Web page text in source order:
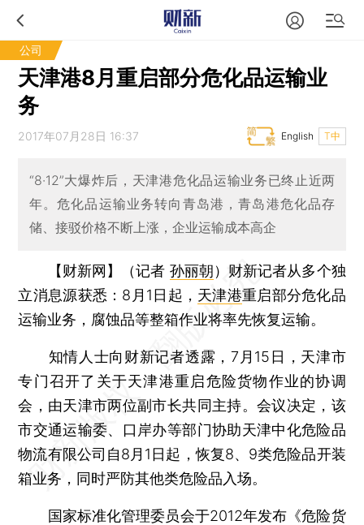
公司
天津港8月重启部分危化品运输业
务
2017年07月28日 16:37 T中
English
“8·12”大爆炸后，天津港危化品运输业务已终止近两
年。危化品运输业务转向青岛港，青岛港危化品存
储、接驳价格不断上涨，企业运输成本高企
【财新网】（记者 孙丽朝） 财新记者从多个独
立消息源获悉：8月1日起， 天津港重启部分危化品
运输业务，腐蚀品等整箱作业将率先恢复运输。
知情人士向财新记者透露，7月15日，天津市
专门召开了关于天津港重启危险货物作业的协调
会，由天津市两位副市长共同主持。会议决定，该
市交通运输委、口岸办等部门协助天津中化危险品
物流有限公司自8月1日起，恢复8、9类危险品开装
箱业务，同时严防其他类危险品入场。
国家标准化管理委员会于2012年发布《危险货